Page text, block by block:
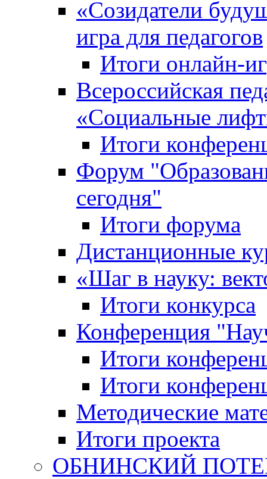
«Cозидатели
игра для педагогов
Итоги онлайн-
Всероссийская
«Cоциальные
Итоги
Форум
сегодня"
Итоги форума
Дистанционные
«Шаг в науку:
Итоги конкурса
Конференция
Итоги
Итоги
Методические
Итоги проекта
ОБНИНСКИЙ